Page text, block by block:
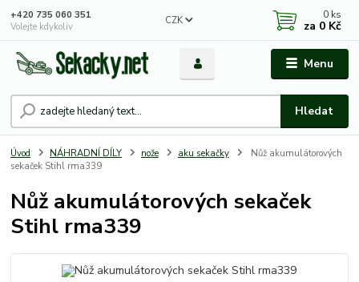
Menu
CZK
Hledat
+420 735 060 351
Volejte kdykoliv
0 ks
za 0 Kč
Úvod NÁHRADNÍ DÍLY nože aku sekačky
Nůž akumulátorových
sekaček Stihl rma339
Nůž akumulátorových sekaček
Stihl rma339